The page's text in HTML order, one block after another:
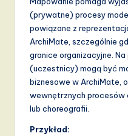
(prywatne) procesy
powiązane z
ArchiMate, szczególnie
granice organizacyjne. Na
(uczestnicy) mogą być
biznesowe w ArchiMate,
wewnętrznych procesów
lub choreografii.
Przykład: